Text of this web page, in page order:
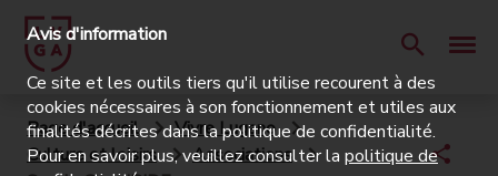
Page d'accueil
Vivre Lugano
Culture et loisirs
Associations
Avis d'information
Ce site et les outils tiers qu'il utilise recourent à des
cookies nécessaires à son fonctionnement et utiles aux
finalités décrites dans la politique de confidentialité.
Pour en savoir plus, veuillez consulter la politique de